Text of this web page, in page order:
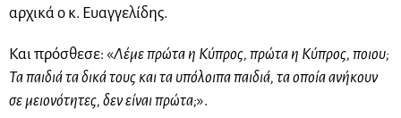
αρχικά ο κ. Ευαγγελίδης.
Και πρόσθεσε: «Λέμε πρώτα η Κύπρος, πρώτα η Κύπρος, ποιου;
Τα παιδιά τα δικά τους και τα υπόλοιπα παιδιά, τα οποία ανήκουν
σε μειονότητες, δεν είναι πρώτα;».